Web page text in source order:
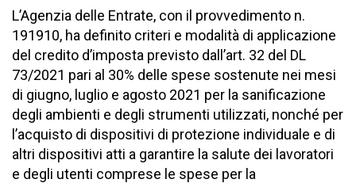
L’Agenzia delle Entrate, con il provvedimento n.
191910, ha definito criteri e modalità di applicazione
del credito d’imposta previsto dall’art. 32 del DL
73/2021 pari al 30% delle spese sostenute nei mesi
di giugno, luglio e agosto 2021 per la sanificazione
degli ambienti e degli strumenti utilizzati, nonché per
l’acquisto di dispositivi di protezione individuale e di
altri dispositivi atti a garantire la salute dei lavoratori
e degli utenti comprese le spese per la